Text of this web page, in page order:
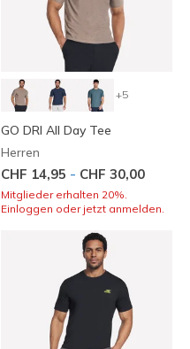
+5
GO DRI All Day Tee
Herren
CHF 14,95 - CHF 30,00
Mitglieder erhalten 20%.
Einloggen oder jetzt anmelden.